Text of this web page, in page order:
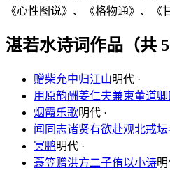
《心性图说》、《格物通》、《
湛若水诗词作品（共
赠柴允中归江山明代 ·
用原韵酬姜仁夫兼柬董道
烟霞乐歌明代 ·
闻同志诸贤有欲赴观北戒
冥鹏明代 ·
蓑笠赠洪方二子侑以小诗明